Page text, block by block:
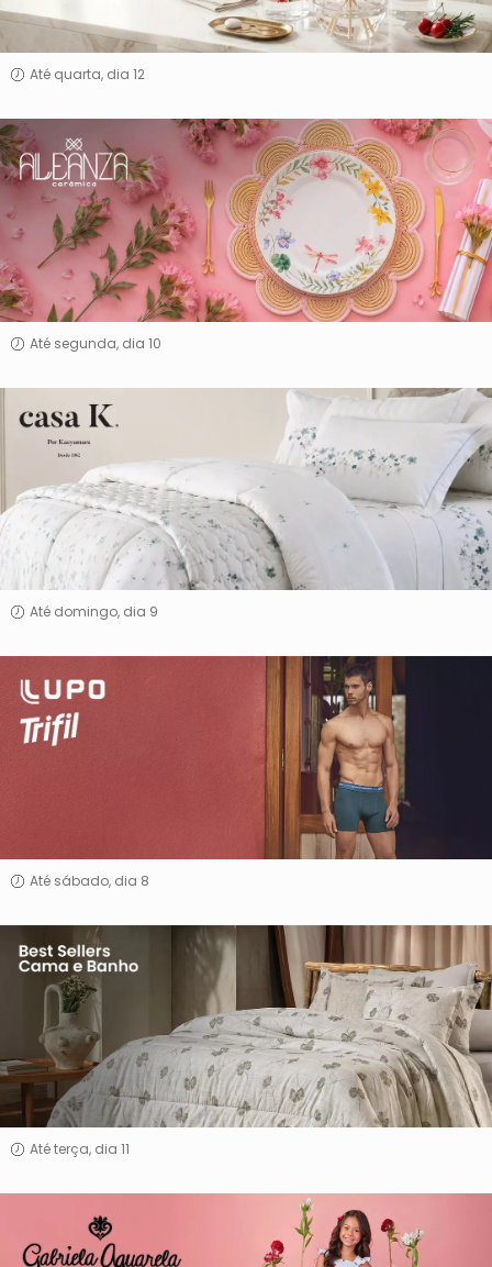
Até quarta, dia 12
Alleanza
Cerâmica
Até segunda, dia 10
Casa
Kacyumara
Até domingo, dia 9
Lupo
Trifil
Até sábado, dia 8
Best
Sellers
Cama
Banho
Até terça, dia 11
Aquarela